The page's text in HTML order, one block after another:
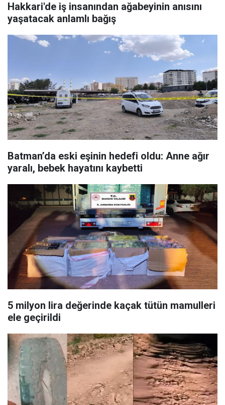
Hakkari'de iş insanından ağabeyinin anısını
yaşatacak anlamlı bağış
Batman’da eski eşinin hedefi oldu: Anne ağır
yaralı, bebek hayatını kaybetti
5 milyon lira değerinde kaçak tütün mamulleri
ele geçirildi